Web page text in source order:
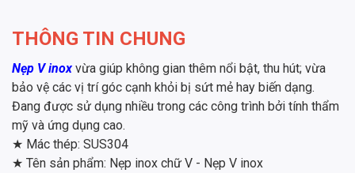
THÔNG TIN CHUNG
Nẹp V inox vừa giúp không gian thêm nổi bật, thu hút; vừa
bảo vệ các vị trí góc cạnh khỏi bị sứt mẻ hay biến dạng.
Đang được sử dụng nhiều trong các công trình bởi tính thẩm
mỹ và ứng dụng cao.
★ Mác thép: SUS304
★ Tên sản phẩm: Nẹp inox chữ V - Nẹp V inox